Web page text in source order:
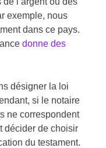
exemple, nous
dans ce pays.
donne des
désigner la loi
si le notaire
ne correspondent
décider de choisir
du testament.